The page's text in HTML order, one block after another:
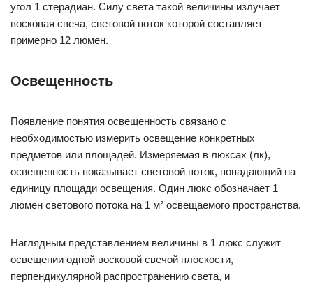
угол 1 стерадиан. Силу света такой величины излучает
восковая свеча, световой поток которой составляет
примерно 12 люмен.
Освещенность
Появление понятия освещенность связано с
необходимостью измерить освещение конкретных
предметов или площадей. Измеряемая в люксах (лк),
освещенность показывает световой поток, попадающий на
единицу площади освещения. Один люкс обозначает 1
люмен светового потока на 1 м² освещаемого пространства.
Наглядным представлением величины в 1 люкс служит
освещении одной восковой свечой плоскости,
перпендикулярной распространению света, и